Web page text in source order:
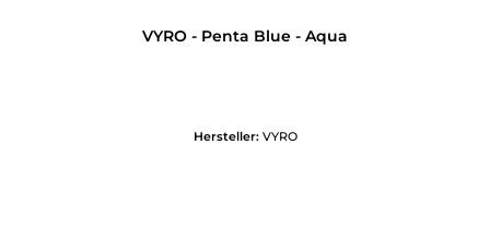
VYRO - Penta Blue - Aqua
Hersteller: VYRO